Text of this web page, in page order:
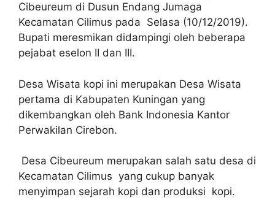
Cibeureum di Dusun Endang Jumaga
Kecamatan Cilimus pada Selasa (10/12/2019).
Bupati meresmikan didampingi oleh beberapa
pejabat eselon II dan III.
Desa Wisata kopi ini merupakan Desa Wisata
pertama di Kabupaten Kuningan yang
dikembangkan oleh Bank Indonesia Kantor
Perwakilan Cirebon.
Desa Cibeureum merupakan salah satu desa di
Kecamatan Cilimus yang cukup banyak
menyimpan sejarah kopi dan produksi kopi.